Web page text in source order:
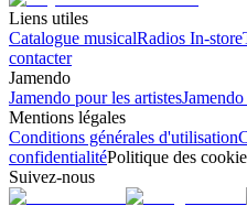
Liens utiles
Catalogue musicalRadios In-store
contacter
Jamendo
Jamendo pour les artistes
Mentions légales
Conditions générales d'utilisation
confidentialitéPolitique des
Suivez-nous